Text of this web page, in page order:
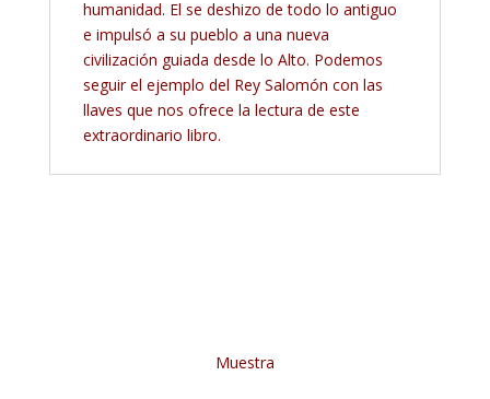
humanidad. El se deshizo de todo lo antiguo
e impulsó a su pueblo a una nueva
civilización guiada desde lo Alto. Podemos
seguir el ejemplo del Rey Salomón con las
llaves que nos ofrece la lectura de este
extraordinario libro.
Muestra